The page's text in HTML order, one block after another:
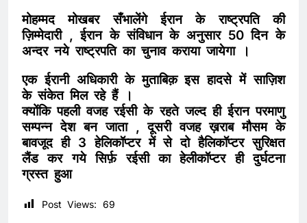
मोहम्मद मोखबर सँभालेंगे ईरान के राष्ट्रपति की
ज़िम्मेदारी , ईरान के संविधान के अनुसार 50 दिन के
अन्दर नये राष्ट्रपति का चुनाव कराया जायेगा ।
एक ईरानी अधिकारी के मुताबिक़ इस हादसे में साज़िश
के संकेत मिल रहे हैं ।
क्योंकि पहली वजह रईसी के रहते जल्द ही ईरान परमाणु
सम्पन्न देश बन जाता , दूसरी वजह ख़राब मौसम के
बावजूद ही 3 हेलिकॉप्टर में से दो हैलिकॉप्टर सुरिक्षत
लैंड कर गये सिर्फ़ रईसी का हेलीकॉप्टर ही दुर्घटना
ग्रस्त हुआ
Post Views: 69